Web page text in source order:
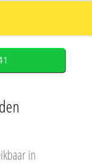
in